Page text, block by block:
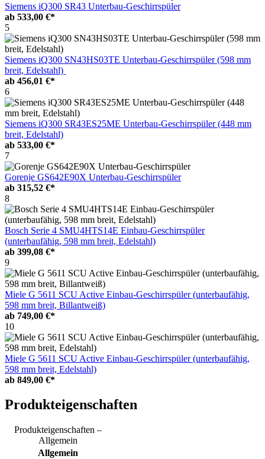
Siemens iQ300 SR43 Unterbau-Geschirrspüler
ab 533,00 €*
5
Siemens iQ300 SN43HS03TE Unterbau-Geschirrspüler (598 mm
breit, Edelstahl)
ab 456,01 €*
6
Siemens iQ300 SR43ES25ME Unterbau-Geschirrspüler (448 mm
breit, Edelstahl)
ab 533,00 €*
7
Gorenje GS642E90X Unterbau-Geschirrspüler
ab 315,52 €*
8
Bosch Serie 4 SMU4HTS14E Einbau-Geschirrspüler
(unterbaufähig, 598 mm breit, Edelstahl)
ab 399,08 €*
9
Miele G 5611 SCU Active Einbau-Geschirrspüler (unterbaufähig,
598 mm breit, Billantweiß)
ab 749,00 €*
10
Miele G 5611 SCU Active Einbau-Geschirrspüler (unterbaufähig,
598 mm breit, Edelstahl)
ab 849,00 €*
Produkteigenschaften
Produkteigenschaften –
Allgemein
Allgemein